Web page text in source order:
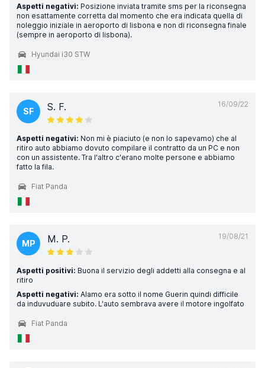
Aspetti negativi: Posizione inviata tramite sms per la riconsegna
non esattamente corretta dal momento che era indicata quella di
noleggio iniziale in aeroporto di lisbona e non di riconsegna finale
(sempre in aeroporto di lisbona).
Hyundai i30 STW
16/09/22
SF S. F.
Aspetti negativi: Non mi è piaciuto (e non lo sapevamo) che al
ritiro auto abbiamo dovuto compilare il contratto da un PC e non
con un assistente. Tra l'altro c'erano molte persone e abbiamo
fatto la fila.
Fiat Panda
19/08/21
MP M. P.
Aspetti positivi: Buona il servizio degli addetti alla consegna e al
ritiro
Aspetti negativi: Alamo era sotto il nome Guerin quindi difficile
da induvuduare subito. L'auto sembrava avere il motore ingolfato
Fiat Panda